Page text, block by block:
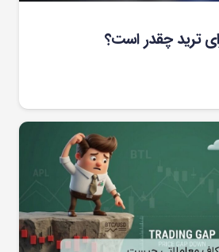
ترید چقدر است؟